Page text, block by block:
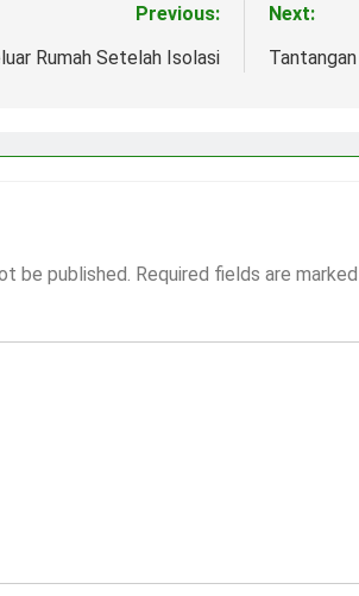
Previous:
Rumah Setelah Isolasi
Next:
be published. Required fields are marked